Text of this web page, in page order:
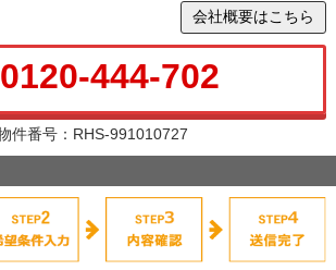
会社概要はこちら
0120-444-702
件番号：RHS-991010727